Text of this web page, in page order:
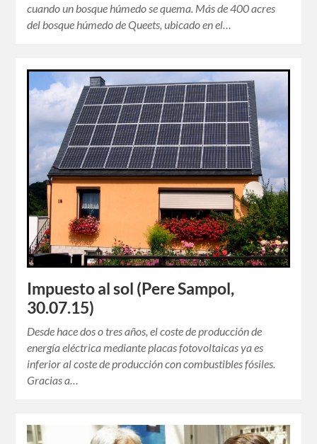
cuando un bosque húmedo se quema. Más de 400 acres
del bosque húmedo de Queets, ubicado en el…
Impuesto al sol (Pere Sampol,
30.07.15)
Desde hace dos o tres años, el coste de producción de
energía eléctrica mediante placas fotovoltaicas ya es
inferior al coste de producción con combustibles fósiles.
Gracias a…